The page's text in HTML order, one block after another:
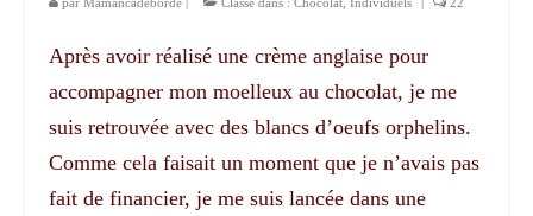
Après avoir réalisé une crème anglaise pour
accompagner mon moelleux au chocolat, je me
suis retrouvée avec des blancs d’oeufs orphelins.
Comme cela faisait un moment que je n’avais pas
fait de financier, je me suis lancée dans une